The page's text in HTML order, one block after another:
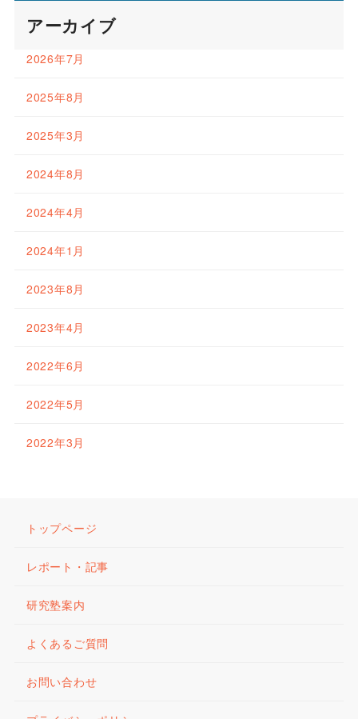
アーカイブ
2026年7月
2025年8月
2025年3月
2024年8月
2024年4月
2024年1月
2023年8月
2023年4月
2022年6月
2022年5月
2022年3月
トップページ
レポート・記事
研究塾案内
よくあるご質問
お問い合わせ